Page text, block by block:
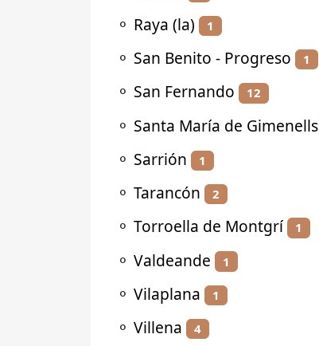
⚬ Raya (la) 1
⚬ San Benito - Progreso 1
⚬ San Fernando 12
⚬ Santa María de Gimenells
⚬ Sarrión 1
⚬ Tarancón 2
⚬ Torroella de Montgrí 1
⚬ Valdeande 1
⚬ Vilaplana 1
⚬ Villena 4